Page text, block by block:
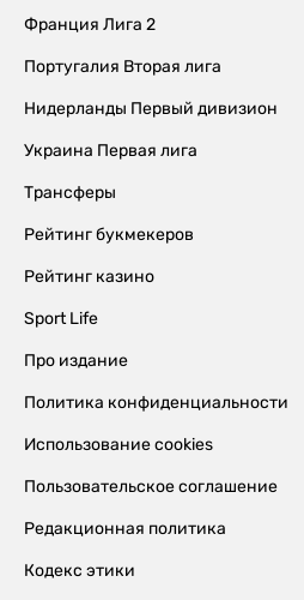
Франция Лига 2
Португалия Вторая лига
Нидерланды Первый дивизион
Украина Первая лига
Трансферы
Рейтинг букмекеров
Рейтинг казино
Sport Life
Про издание
Политика конфиденциальности
Использование cookies
Пользовательское соглашение
Редакционная политика
Кодекс этики